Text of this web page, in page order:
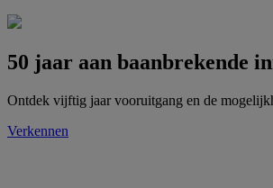
50 jaar aan baanbrekende
Ontdek vijftig jaar vooruitgang en de
Verkennen